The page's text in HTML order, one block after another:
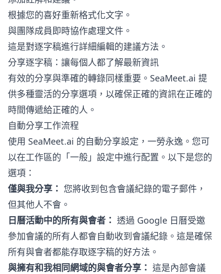
根據您的喜好重新格式化文字。
與團隊成員即時協作處理文件。
這是對逐字稿進行詳細編輯的建議方法。
分享逐字稿：讓每個人都了解最新資訊
有效的分享與準確的轉錄同樣重要。SeaMeet.ai 提
供多種靈活的分享選項，以確保正確的資訊在正確的
時間傳遞給正確的人。
自動分享工作流程
使用 SeaMeet.ai 的自動分享設定，一勞永逸。您可
以在工作區的「一般」設定中進行配置。以下是您的
選項：
僅與我分享： 您將收到包含會議紀錄的電子郵件，
但其他人不會。
日曆活動中的所有與會者： 透過 Google 日曆受邀
參加會議的所有人都會自動收到會議紀錄。這是確保
所有與會者都能存取逐字稿的好方法。
與擁有和我相同網域的與會者分享： 這是內部會議